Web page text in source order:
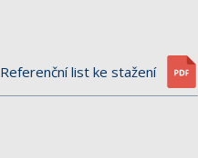
Referenční list ke stažení